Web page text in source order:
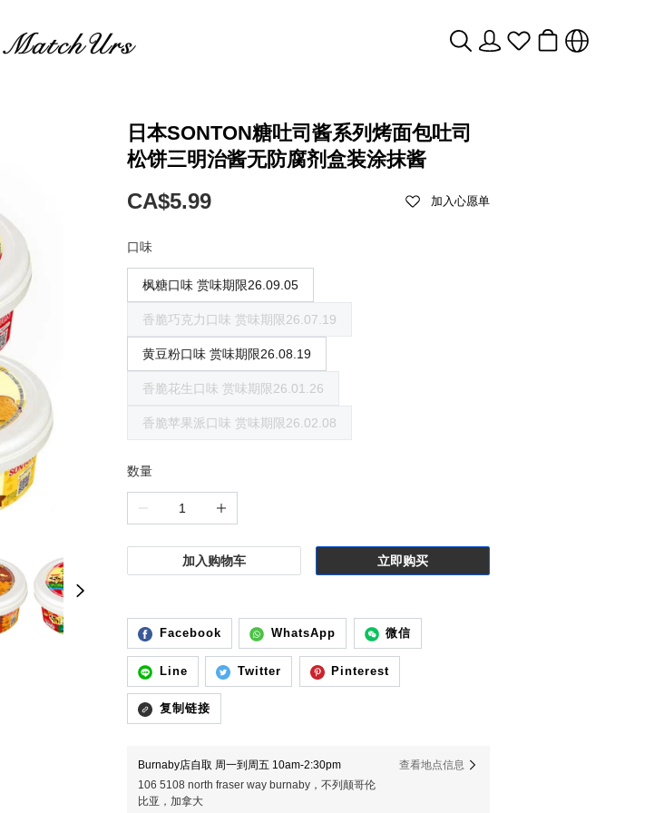
日本SONTON糖吐司酱系列烤面包吐司
松饼三明治酱无防腐剂盒装涂抹酱
CA$5.99 加入心愿单
口味
枫糖口味 赏味期限26.09.05
香脆巧克力口味 赏味期限26.07.19
黄豆粉口味 赏味期限26.08.19
香脆花生口味 赏味期限26.01.26
香脆苹果派口味 赏味期限26.02.08
数量
加入购物车 立即购买
Facebook WhatsApp 微信
Line Twitter Pinterest
复制链接
Burnaby店自取 周一到周五 10am-2:30pm
106 5108 north fraser way burnaby，不列颠哥伦
比亚，加拿大
查看地点信息